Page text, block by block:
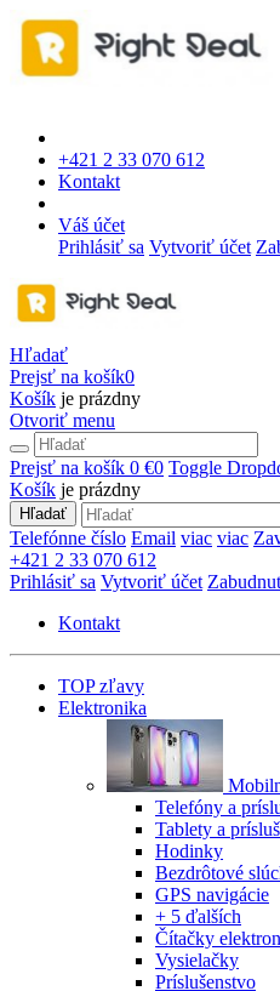
+421 2 33 070 612
Kontakt
Váš účet
Prihlásiť sa Vytvoriť účet
Hľadať
Prejsť na košík0
Košík je prázdny
Otvoriť menu
Prejsť na košík 0 €0 Toggle
Košík je prázdny
Hľadať
Telefónne číslo Email viac viac
+421 2 33 070 612
Prihlásiť sa Vytvoriť účet
Kontakt
TOP zľavy
Elektronika
Telefóny a
Tablety a
Hodinky
Bezdrôtové
GPS navigácie
+ 5 ďalších
Čítačky
Vysielačky
Príslušenstvo